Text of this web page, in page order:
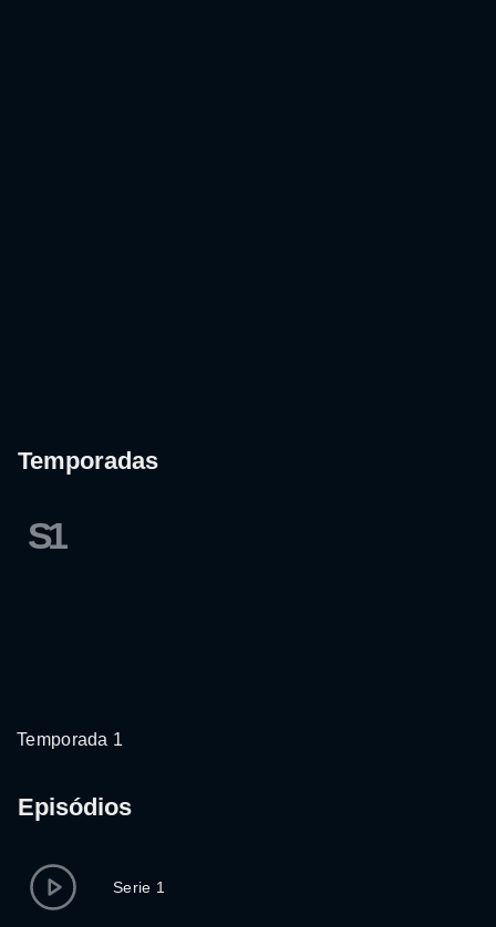
Temporadas
S1
Temporada 1
Episódios
Serie 1